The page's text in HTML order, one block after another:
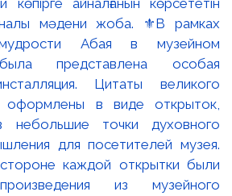
көпірге айналғанын көрсететін
мәдени жоба. ⚜️В рамках
мудрости Абая в музейном
представлена особая
Цитаты великого
оформлены в виде открыток,
небольшие точки духовного
для посетителей музея.
каждой открытки были
из музейного